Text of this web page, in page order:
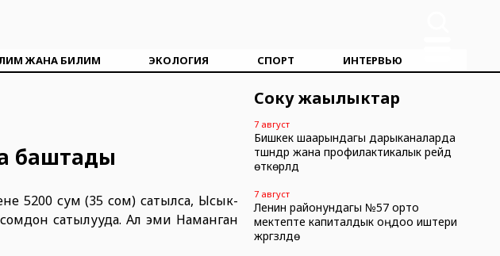
ЖАНА БИЛИМ ЭКОЛОГИЯ СПОРТ ИНТЕРВЬЮ
баштады
5200 сум (35 сом) сатылса, Ысык-
сатылууда. Ал эми Наманган
Соңку жаңылыктар
7 август
Бишкек шаарындагы дарыканаларда
түшүндүрүү жана профилактикалык рейд
өткөрүлдү
7 август
Ленин районундагы №57 орто
мектепте капиталдык оңдоо иштери
жүргүзүлүүдө